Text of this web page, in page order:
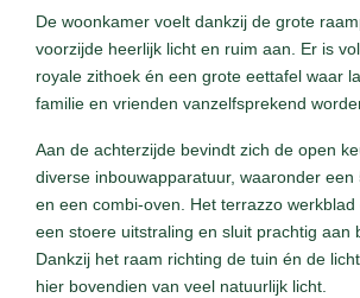
De woonkamer voelt dankzij de grote
voorzijde heerlijk licht en ruim aan. Er is
royale zithoek én een grote eettafel waar
familie en vrienden vanzelfsprekend
Aan de achterzijde bevindt zich de open
diverse inbouwapparatuur, waaronder een
en een combi-oven. Het terrazzo
een stoere uitstraling en sluit prachtig aan
Dankzij het raam richting de tuin én de
hier bovendien van veel natuurlijk licht.